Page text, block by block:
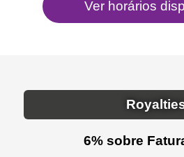
6% sobre